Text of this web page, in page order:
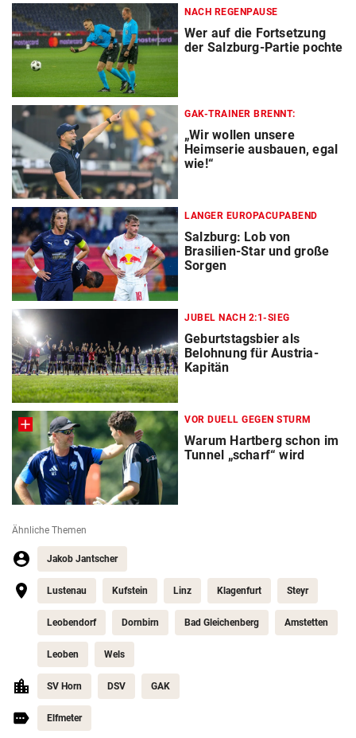
NACH REGENPAUSE
Wer auf die Fortsetzung
der Salzburg-Partie pochte
GAK-TRAINER BRENNT:
„Wir wollen unsere
Heimserie ausbauen, egal
wie!“
LANGER EUROPACUPABEND
Salzburg: Lob von
Brasilien-Star und große
Sorgen
JUBEL NACH 2:1-SIEG
Geburtstagsbier als
Belohnung für Austria-
Kapitän
VOR DUELL GEGEN STURM
Warum Hartberg schon im
Tunnel „scharf“ wird
Ähnliche Themen
Jakob Jantscher
Lustenau Kufstein Linz Klagenfurt Steyr
Leobendorf Dornbirn Bad Gleichenberg Amstetten
Leoben Wels
SV Horn DSV GAK
Elfmeter